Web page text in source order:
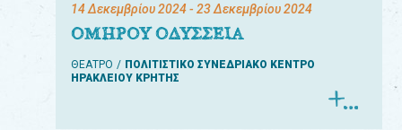
14 Δεκεμβρίου 2024- 23 Δεκεμβρίου 2024
ΟΜΗΡΟΥ ΟΔΥΣΣΕΙΑ
ΘΕΑΤΡΟ
ΠΟΛΙΤΙΣΤΙΚΟ ΣΥΝΕΔΡΙΑΚΟ ΚΕΝΤΡΟ
ΗΡΑΚΛΕΙΟΥ ΚΡΗΤΗΣ